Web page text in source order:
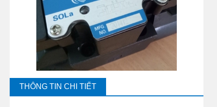
THÔNG TIN CHI TIẾT